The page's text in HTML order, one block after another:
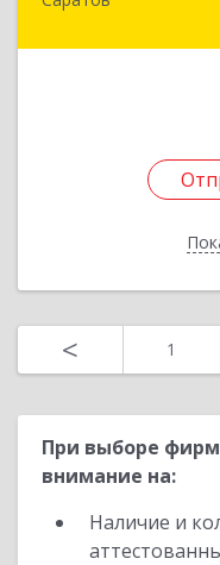
< 1
При выборе
внимание на:
Наличие и